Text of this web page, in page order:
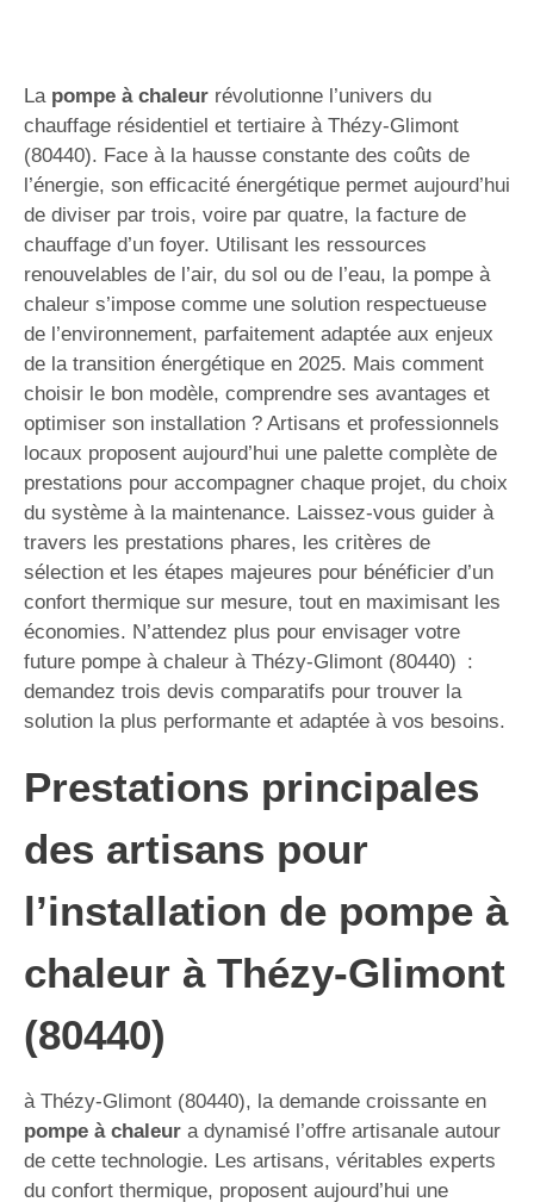
La pompe à chaleur révolutionne l’univers du
chauffage résidentiel et tertiaire à Thézy-Glimont
(80440). Face à la hausse constante des coûts de
l’énergie, son efficacité énergétique permet aujourd’hui
de diviser par trois, voire par quatre, la facture de
chauffage d’un foyer. Utilisant les ressources
renouvelables de l’air, du sol ou de l’eau, la pompe à
chaleur s’impose comme une solution respectueuse
de l’environnement, parfaitement adaptée aux enjeux
de la transition énergétique en 2025. Mais comment
choisir le bon modèle, comprendre ses avantages et
optimiser son installation ? Artisans et professionnels
locaux proposent aujourd’hui une palette complète de
prestations pour accompagner chaque projet, du choix
du système à la maintenance. Laissez-vous guider à
travers les prestations phares, les critères de
sélection et les étapes majeures pour bénéficier d’un
confort thermique sur mesure, tout en maximisant les
économies. N’attendez plus pour envisager votre
future pompe à chaleur à Thézy-Glimont (80440) :
demandez trois devis comparatifs pour trouver la
solution la plus performante et adaptée à vos besoins.
Prestations principales
des artisans pour
l’installation de pompe à
chaleur à Thézy-Glimont
(80440)
à Thézy-Glimont (80440), la demande croissante en
pompe à chaleur a dynamisé l’offre artisanale autour
de cette technologie. Les artisans, véritables experts
du confort thermique, proposent aujourd’hui une